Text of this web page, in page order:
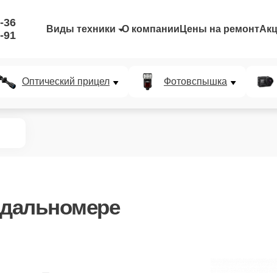
36
91
Виды техники О компании Цены на ремонт
Оптический прицел Фотовспышка